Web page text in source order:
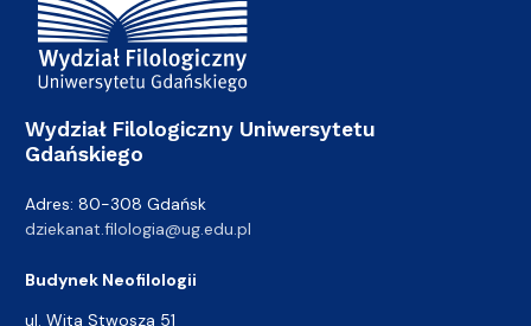
Wydział Filologiczny Uniwersytetu
Gdańskiego
Adres: 80-308 Gdańsk
dziekanat.filologia@ug.edu.pl
Budynek Neofilologii
ul. Wita Stwosza 51